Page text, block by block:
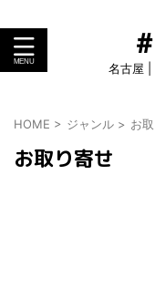
名古屋 |
HOME > ジャンル > お
お取り寄せ